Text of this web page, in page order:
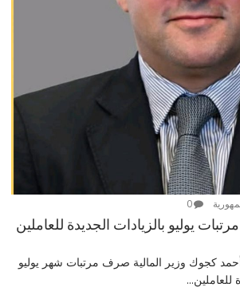
0
يوليو بالزيادات الجديدة للعاملين
كجوك وزير المالية صرف مرتبات شهر يوليو
للعاملين...